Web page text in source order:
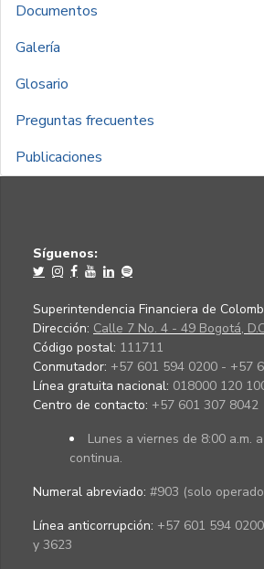
Documentos
Galería
Glosario
Preguntas frecuentes
Publicaciones
Síguenos:
Superintendencia Financiera de
Dirección: Calle 7 No. 4 - 49 Bogotá,
Código postal: 111711
Conmutador: +57 601 594 0200 - +57
Línea gratuita nacional: 018000 120
Centro de contacto: +57 601 307 8042
Lunes a viernes de 8:00 a.m.
continua.
Numeral abreviado: #903 (solo
Línea anticorrupción: +57 601 594
y 3623